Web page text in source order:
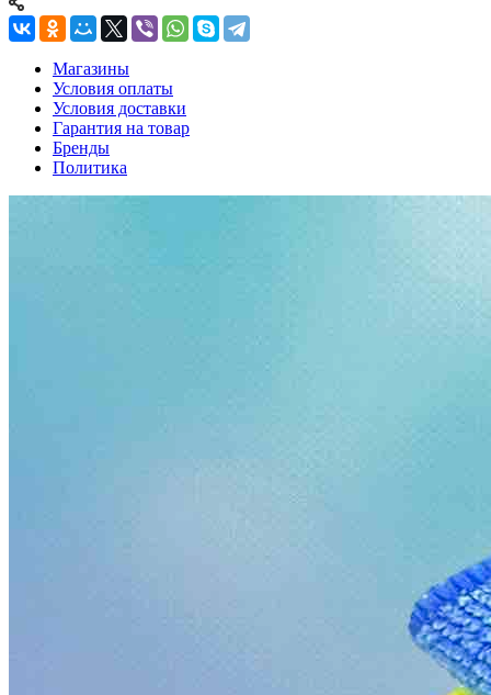
Магазины
Условия оплаты
Условия доставки
Гарантия на товар
Бренды
Политика